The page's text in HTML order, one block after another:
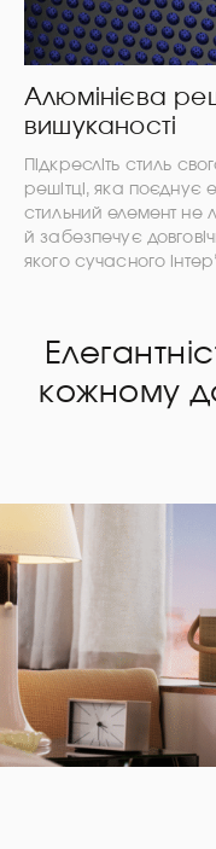
Алюмінієва
вишуканості
Підкресліть стиль
решітці, яка поєднує
стильний елемент не
й забезпечує
якого сучасного
кожному